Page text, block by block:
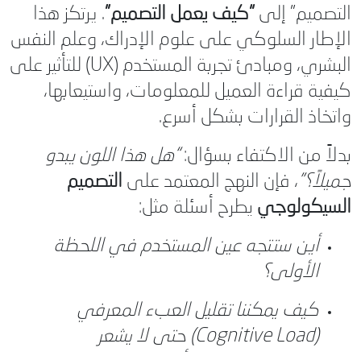
التصميم” إلى “كيف يعمل التصميم”. يرتكز هذا
الإطار السلوكي على علوم الإدراك، وعلم النفس
البشري، ومبادئ تجربة المستخدم (UX) للتأثير على
كيفية قراءة العميل للمعلومات، واستيعابها،
واتخاذ القرارات بشكل أسرع.
بدلاً من الاكتفاء بسؤال:“هل هذا اللون يبدو
جميلاً؟” ، فإن النهج المعتمد على التصميم
السيكولوجي يطرح أسئلة مثل:
أين ستتجه عين المستخدم في اللحظة
الأولى؟
كيف يمكننا تقليل العبء المعرفي
(Cognitive Load) حتى لا يشعر